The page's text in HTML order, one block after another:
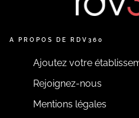
A PROPOS DE RDV360
Ajoutez votre
Rejoignez-nous
Mentions légales